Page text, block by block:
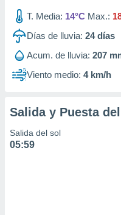
T. Media: 14°C Max.:
Días de lluvia: 24días
Acum. de lluvia: 207
Viento medio: 4 km/h
Salida y Puesta del
Salida del sol
05:59